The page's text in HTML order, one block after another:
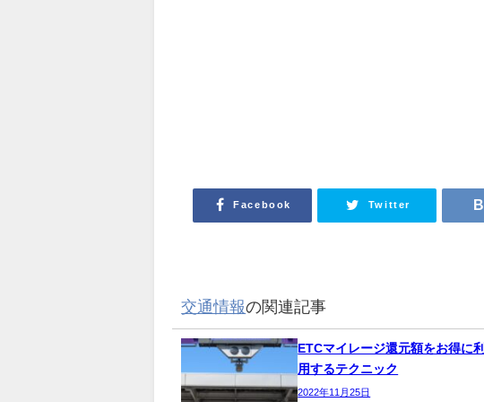
Facebook Twitter
交通情報の関連記事
ETCマイレージ還元額をお得に利
用するテクニック
2022年11月25日